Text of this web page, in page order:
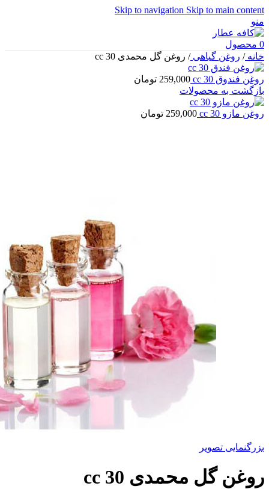
Skip to navigation Skip to main content
منو
0 محصول
خانه/ روغن گیاهی/ روغن گل محمدی 30 cc
روغن فندوق 30 cc 259,000 تومان
بازگشت به محصولات
روغن مازو 30 cc 259,000 تومان
بزرگنمایی تصویر
روغن گل محمدی 30 cc